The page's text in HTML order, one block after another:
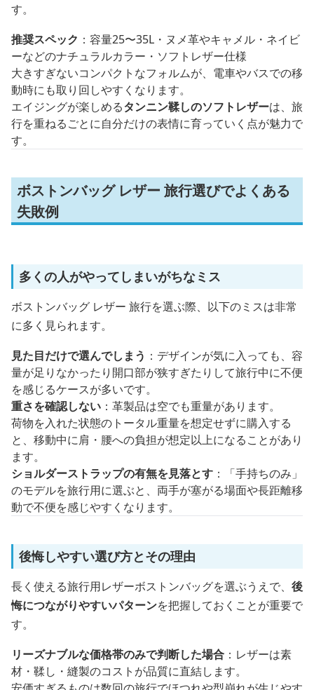
す。
推奨スペック ：容量25〜35L・ヌメ革やキャメル・ネイビ
ーなどのナチュラルカラー・ソフトレザー仕様
大きすぎないコンパクトなフォルムが、電車やバスでの移
動時にも取り回しやすくなります。
エイジングが楽しめるタンニン鞣しのソフトレザーは、旅
行を重ねるごとに自分だけの表情に育っていく点が魅力で
す。
ボストンバッグ レザー 旅行選びでよくある
失敗例
多くの人がやってしまいがちなミス
ボストンバッグ レザー 旅行を選ぶ際、以下のミスは非常
に多く見られます。
見た目だけで選んでしまう ：デザインが気に入っても、容
量が足りなかったり開口部が狭すぎたりして旅行中に不便
を感じるケースが多いです。
重さを確認しない ：革製品は空でも重量があります。
荷物を入れた状態のトータル重量を想定せずに購入する
と、移動中に肩・腰への負担が想定以上になることがあり
ます。
ショルダーストラップの有無を見落とす ：「手持ちのみ」
のモデルを旅行用に選ぶと、両手が塞がる場面や長距離移
動で不便を感じやすくなります。
後悔しやすい選び方とその理由
長く使える旅行用レザーボストンバッグを選ぶうえで、 後
悔につながりやすいパターンを把握しておくことが重要で
す。
リーズナブルな価格帯のみで判断した場合 ：レザーは素
材・鞣し・縫製のコストが品質に直結します。